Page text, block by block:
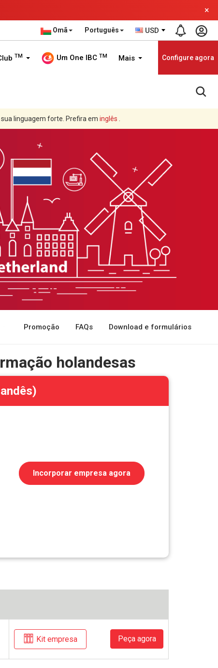
×
Omã Português USD
TM Um One IBC TM Mais Configure agora
linguagem forte. Prefira em inglês .
Promoção FAQs Download e formulários
holandesas
Incorporar empresa agora
Kit empresa Peça agora